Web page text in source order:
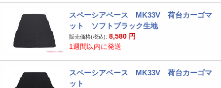
スペーシアベース MK33V 荷台カーゴマ
ット ソフトブラック生地
販売価格(税込): 8,580 円
1週間以内に発送
スペーシアベース MK33V 荷台カーゴマ
ット